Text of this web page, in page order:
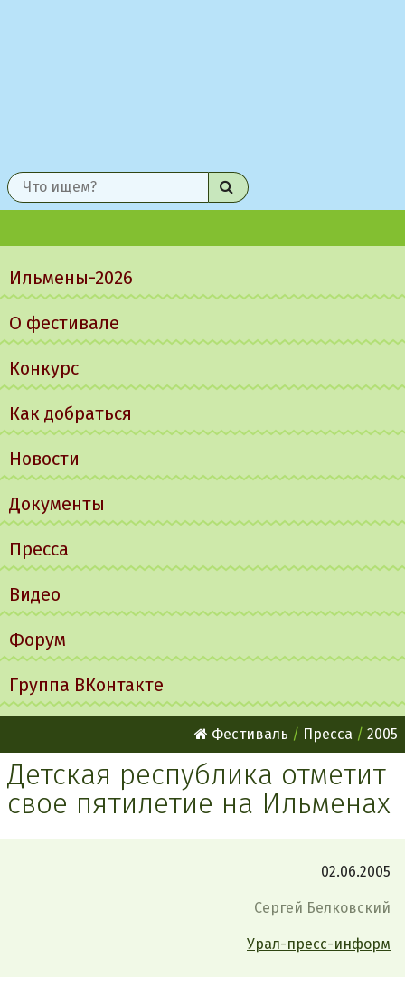
Найти
меню
Ильмены-2026
О фестивале
Конкурс
Как добраться
Новости
Документы
Пресса
Видео
Форум
Группа ВКонтакте
Фестиваль Пресса 2005
Детская республика отметит
свое пятилетие на Ильменах
02.06.2005
Сергей Белковский
Урал-пресс-информ